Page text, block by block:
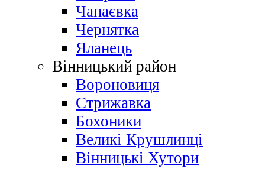
Чапаєвка
Чернятка
Яланець
Вінницький район
Вороновиця
Стрижавка
Бохоники
Великі Крушлинці
Вінницькі Хутори